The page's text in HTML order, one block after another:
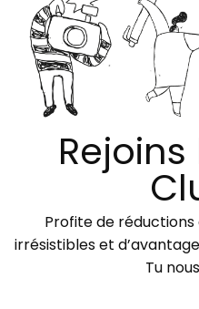
Profite de réductions
irrésistibles et
Tu